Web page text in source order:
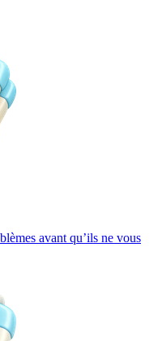
avant qu’ils ne vous